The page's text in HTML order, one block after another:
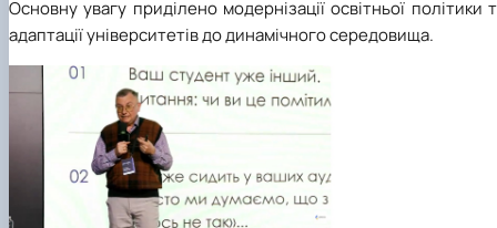
Основну увагу приділено модернізації освітньої політики
адаптації університетів до динамічного середовища.